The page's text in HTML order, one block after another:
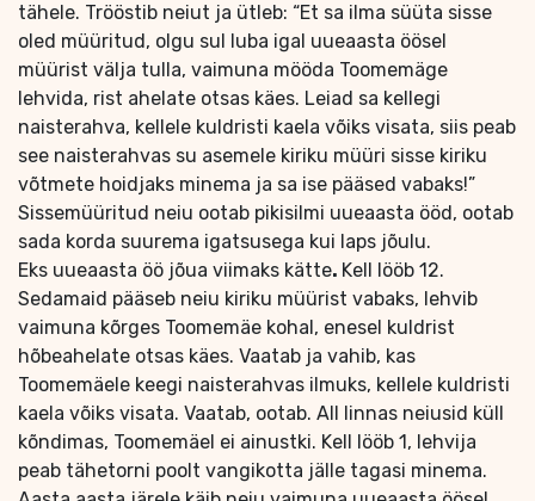
tähele. Trööstib neiut ja ütleb: “Et sa ilma süüta sisse
oled müüritud, olgu sul luba igal uueaasta öösel
müürist välja tulla, vaimuna mööda Toomemäge
lehvida, rist ahelate otsas käes. Leiad sa kellegi
naisterahva, kellele kuldristi kaela võiks visata, siis peab
see naisterahvas su asemele kiriku müüri sisse kiriku
võtmete hoidjaks minema ja sa ise pääsed vabaks!”
Sissemüüritud neiu ootab pikisilmi uueaasta ööd, ootab
sada korda suurema igatsusega kui laps jõulu.
Eks uueaasta öö jõua viimaks kätte. Kell lööb 12.
Sedamaid pääseb neiu kiriku müürist vabaks, lehvib
vaimuna kõrges Toomemäe kohal, enesel kuldrist
hõbeahelate otsas käes. Vaatab ja vahib, kas
Toomemäele keegi naisterahvas ilmuks, kellele kuldristi
kaela võiks visata. Vaatab, ootab. All linnas neiusid küll
kõndimas, Toomemäel ei ainustki. Kell lööb 1, lehvija
peab tähetorni poolt vangikotta jälle tagasi minema.